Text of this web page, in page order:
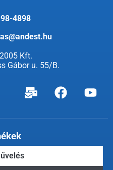
4898
Kft.
Gábor u. 55/B.